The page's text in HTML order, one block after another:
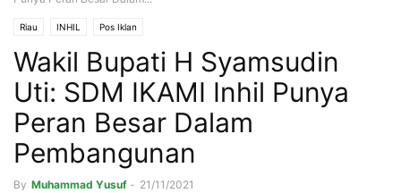
Riau INHIL Pos Iklan
Wakil Bupati H Syamsudin
Uti: SDM IKAMI Inhil Punya
Peran Besar Dalam
Pembangunan
By Muhammad Yusuf - 21/11/2021